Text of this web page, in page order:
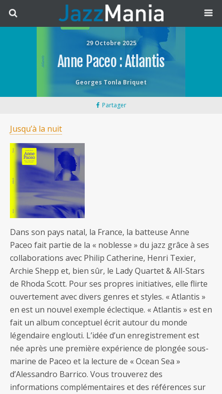
29 Octobre 2025
Anne Paceo : Atlantis
Georges Tonla Briquet
Partager
Jusqu’à la nuit
Dans son pays natal, la France, la batteuse Anne
Paceo fait partie de la « noblesse » du jazz grâce à ses
collaborations avec Philip Catherine, Henri Texier,
Archie Shepp et, bien sûr, le Lady Quartet & All-Stars
de Rhoda Scott. Pour ses propres initiatives, elle flirte
ouvertement avec divers genres et styles. « Atlantis »
en est un nouvel exemple éclectique. « Atlantis » est en
fait un album conceptuel écrit autour du monde
légendaire englouti. L’idée d’un enregistrement est
née après une première expérience de plongée sous-
marine de Paceo et la lecture de « Ocean Sea »
d’Alessandro Barrico. Vous trouverez des
informations complémentaires et des références sur